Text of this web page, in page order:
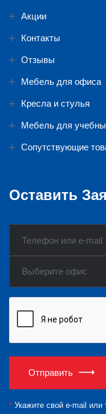
Акции
Контакты
Отзывы
Мебель для офиса
Кресла и стулья
Мебель для
Сопутствующие
Оставить
Выберите офис
Отправить
* Укажите свой e-mail